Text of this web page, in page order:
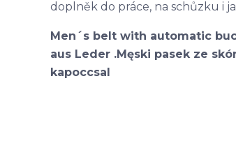
doplněk do práce, na schůzku i
Men´s belt with automatic
aus Leder .Męski pasek ze
kapoccsal